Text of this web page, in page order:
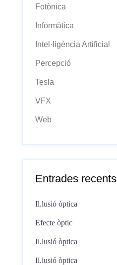
Fotònica
Informàtica
Intel·ligència Artificial
Percepció
Tesla
VFX
Web
Entrades recents
Il.lusió òptica
Efecte òptic
Il.lusió òptica
Il.lusió òptica